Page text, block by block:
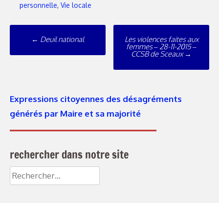
personnelle, Vie locale
Poste
navigation
← Deuil national Les violences faites aux
femmes – 28-11-2015 –
CCSB de Sceaux →
Expressions citoyennes des désagréments
générés par Maire et sa majorité
rechercher dans notre site
Rechercher :